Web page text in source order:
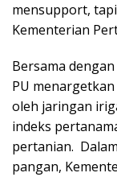
mensupport,
Kementerian
Bersama
PU
oleh jaringan
indeks
pertanian.
pangan,